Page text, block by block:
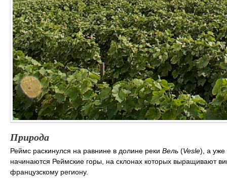
Природа
Реймс раскинулся на равнине в долине реки Вель (Vesle), а уже
начинаются Реймские горы, на склонах которых выращивают
французскому региону.